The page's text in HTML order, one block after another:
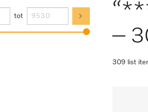
tot
–
309 list